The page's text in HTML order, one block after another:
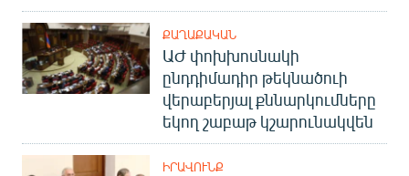
ՔԱՂԱՔԱԿԱՆ
ԱԺ փոխխոսնակի
ընդդիմադիր թեկնածուի
վերաբերյալ քննարկումները
եկող շաբաթ կշարունակվեն
ԻՐԱՎՈՒՆՔ